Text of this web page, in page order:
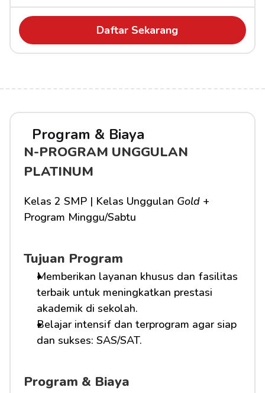
Daftar Sekarang
Program & Biaya
N-PROGRAM UNGGULAN
PLATINUM
Kelas 2 SMP | Kelas Unggulan Gold +
Program Minggu/Sabtu
Tujuan Program
Memberikan layanan khusus dan fasilitas
terbaik untuk meningkatkan prestasi
akademik di sekolah.
Belajar intensif dan terprogram agar siap
dan sukses: SAS/SAT.
Program & Biaya